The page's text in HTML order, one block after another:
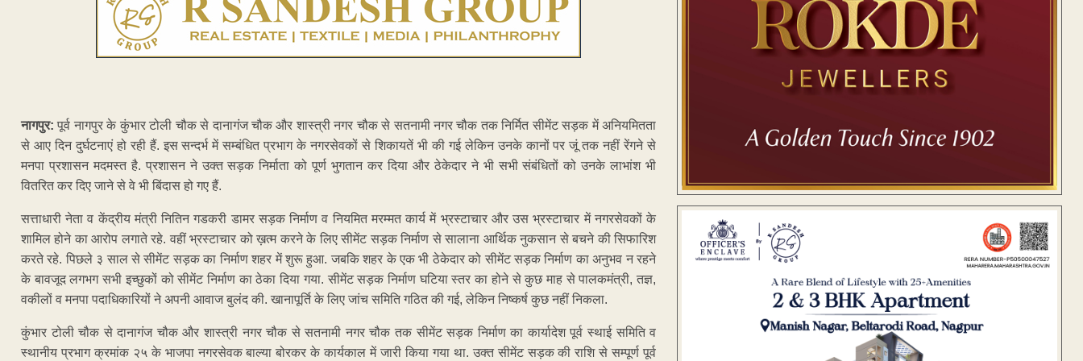
नागपुर: पूर्व नागपुर के कुंभार टोली चौक से दानागंज चौक और शास्त्री नगर चौक से सतनामी नगर चौक तक निर्मित सीमेंट सड़क में अनियमितता
से आए दिन दुर्घटनाएं हो रही हैं. इस सन्दर्भ में सम्बंधित प्रभाग के नगरसेवकों से शिकायतें भी की गई लेकिन उनके कानों पर जूं तक नहीं रेंगने से
मनपा प्रशासन मदमस्त है. प्रशासन ने उक्त सड़क निर्माता को पूर्ण भुगतान कर दिया और ठेकेदार ने भी सभी संबंधितों को उनके लाभांश भी
वितरित कर दिए जाने से वे भी बिंदास हो गए हैं.
सत्ताधारी नेता व केंद्रीय मंत्री नितिन गडकरी डामर सड़क निर्माण व नियमित मरम्मत कार्य में भ्रस्टाचार और उस भ्रस्टाचार में नगरसेवकों के
शामिल होने का आरोप लगाते रहे. वहीं भ्रस्टाचार को ख़त्म करने के लिए सीमेंट सड़क निर्माण से सालाना आर्थिक नुकसान से बचने की सिफारिश
करते रहे. पिछले ३ साल से सीमेंट सड़क का निर्माण शहर में शुरू हुआ. जबकि शहर के एक भी ठेकेदार को सीमेंट सड़क निर्माण का अनुभव न रहने
के बावजूद लगभग सभी इच्छुकों को सीमेंट निर्माण का ठेका दिया गया. सीमेंट सड़क निर्माण घटिया स्तर का होने से कुछ माह से पालकमंत्री, तज्ञ,
वकीलों व मनपा पदाधिकारियों ने अपनी आवाज बुलंद की. खानापूर्ति के लिए जांच समिति गठित की गई, लेकिन निष्कर्ष कुछ नहीं निकला.
कुंभार टोली चौक से दानागंज चौक और शास्त्री नगर चौक से सतनामी नगर चौक तक सीमेंट सड़क निर्माण का कार्यादेश पूर्व स्थाई समिति व
स्थानीय प्रभाग क्रमांक २५ के भाजपा नगरसेवक बाल्या बोरकर के कार्यकाल में जारी किया गया था. उक्त सीमेंट सड़क की राशि से सम्पूर्ण पूर्व